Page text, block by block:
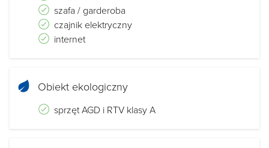
szafa / garderoba
czajnik elektryczny
internet
Obiekt ekologiczny
sprzęt AGD i RTV klasy A